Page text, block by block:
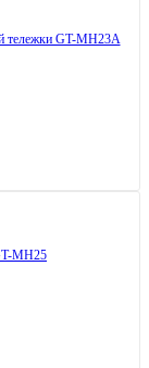
тележки GT-MH23A
MH25